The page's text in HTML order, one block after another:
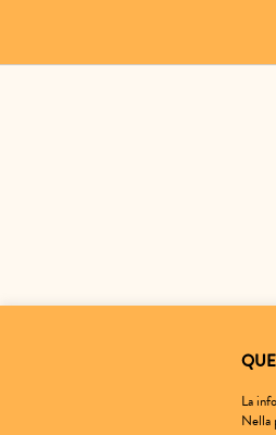
La
Nella